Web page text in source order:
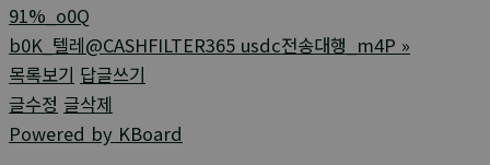
91%_o0Q
b0K_텔레@CASHFILTER365 usdc전송대행_m4P »
목록보기 답글쓰기
글수정 글삭제
Powered by KBoard